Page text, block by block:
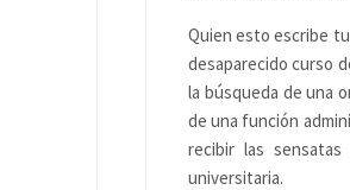
Quien esto escribe
desaparecido curso
la búsqueda de una
de una función
recibir las
universitaria.